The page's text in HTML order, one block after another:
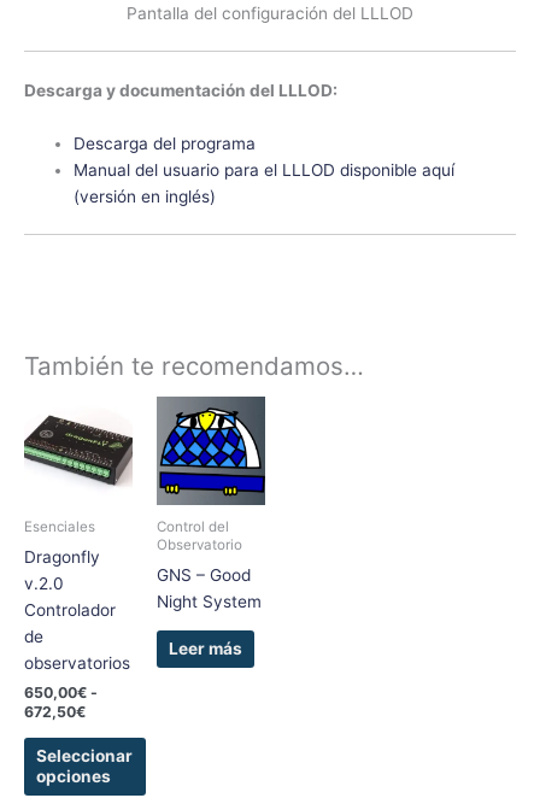
Pantalla del configuración del LLLOD
Descarga y documentación del LLLOD:
Descarga del programa
Manual del usuario para el LLLOD disponible aquí
(versión en inglés)
También te recomendamos…
Esenciales
Dragonfly
v.2.0
Controlador
de
observatorios
650,00€ -
672,50€
de
precios:
desde
650,00€
672,50€
Seleccionar
opciones
producto
tiene
múltiples
opciones
se
pueden
elegir
en
la
página
de
producto
Control del
Observatorio
GNS – Good
Night System
Leer más